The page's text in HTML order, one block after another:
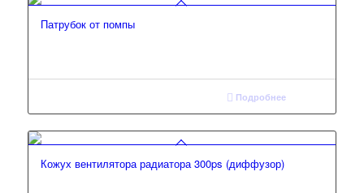
Патрубок от помпы
Подробнее
Кожух вентилятора радиатора 300ps (диффузор)